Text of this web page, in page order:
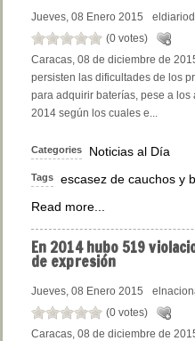
Jueves, 08 Enero 2015
(0 votes)
Caracas, 08 de diciembre de
persisten las dificultades de los
para adquirir baterías, pese a los
2014 según los cuales e...
Categories Noticias al Día
Tags
escasez de cauchos y
Read more...
En 2014 hubo 519
de expresión
Jueves, 08 Enero 2015
(0 votes)
Caracas, 08 de diciembre de